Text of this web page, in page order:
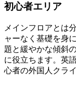
初心者エリア
メインフロアとは
ャーなく基礎を身
題と緩やかな傾斜
に役立ちます。英
心者の外国人クラ